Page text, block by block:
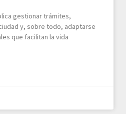
gestionar trámites,
y, sobre todo, adaptarse
que facilitan la vida